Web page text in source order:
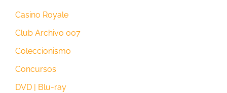
Casino Royale
Club Archivo 007
Coleccionismo
Concursos
DVD | Blu-ray